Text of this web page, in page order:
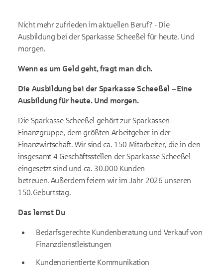
Nicht mehr zufrieden im aktuellen Beruf? - Die
Ausbildung bei der Sparkasse Scheeßel für heute. Und
morgen.
Wenn es um Geld geht, fragt man dich.
Die Ausbildung bei der Sparkasse Scheeßel – Eine
Ausbildung für heute. Und morgen.
Die Sparkasse Scheeßel gehört zur Sparkassen-
Finanzgruppe, dem größten Arbeitgeber in der
Finanzwirtschaft. Wir sind ca. 150 Mitarbeiter, die in den
insgesamt 4 Geschäftsstellen der Sparkasse Scheeßel
eingesetzt sind und ca. 30.000 Kunden
betreuen. Außerdem feiern wir im Jahr 2026 unseren
150.Geburtstag.
Das lernst Du
Bedarfsgerechte Kundenberatung und Verkauf von
Finanzdienstleistungen
Kundenorientierte Kommunikation